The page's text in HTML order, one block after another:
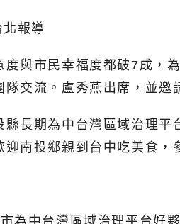
報導
與市民幸福度都破7成，
交流。盧秀燕出席，並邀
長期為中台灣區域治理
南投鄉親到台中吃美食，
為中台灣區域治理平台